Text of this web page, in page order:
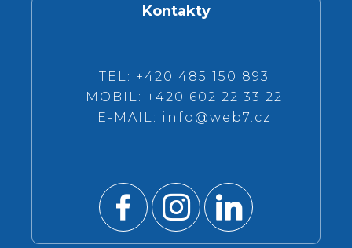
Kontakty
TEL: +420 485 150 893
MOBIL: +420 602 22 33 22
E-MAIL: info@web7.cz